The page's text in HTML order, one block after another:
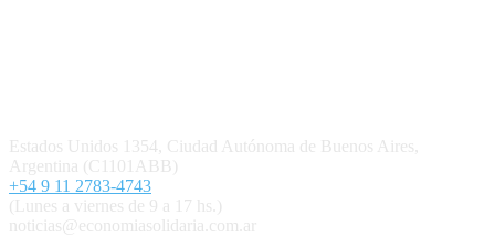
Estados Unidos 1354, Ciudad Autónoma de Buenos Aires,
Argentina (C1101ABB)
+54 9 11 2783-4743
(Lunes a viernes de 9 a 17 hs.)
noticias@economiasolidaria.com.ar